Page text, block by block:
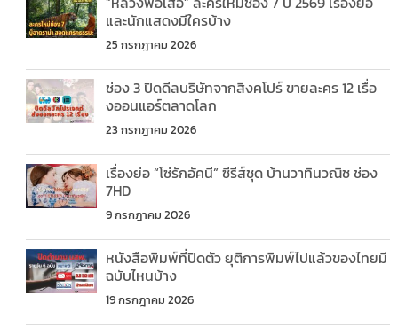
และนักแสดงมีใครบ้าง
25 กรกฎาคม 2026
ช่อง 3 ปิดดีลบริษัทจากสิงคโปร์ ขายละคร 12 เรื่อ
งออนแอร์ตลาดโลก
23 กรกฎาคม 2026
เรื่องย่อ “โซ่รักอัคนี” ซีรีส์ชุด บ้านวาทินวณิช ช่อง
7HD
9 กรกฎาคม 2026
หนังสือพิมพ์ที่ปิดตัว ยุติการพิมพ์ไปแล้วของไทยมี
ฉบับไหนบ้าง
19 กรกฎาคม 2026